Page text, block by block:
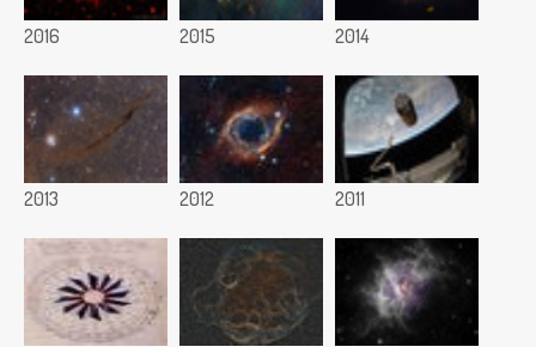
2016 2015 2014
2013 2012 2011